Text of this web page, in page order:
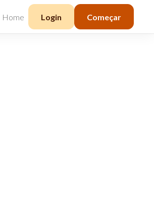
Home Login Começar